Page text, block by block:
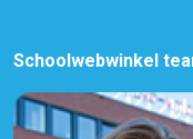
Schoolwebwinkel